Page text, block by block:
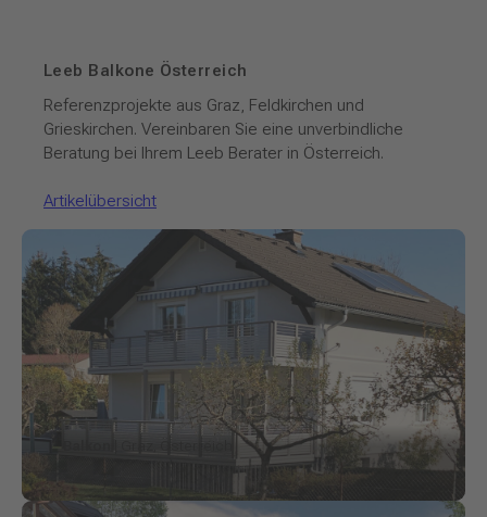
Leeb Balkone Österreich
Referenzprojekte aus Graz, Feldkirchen und
Grieskirchen. Vereinbaren Sie eine unverbindliche
Beratung bei Ihrem Leeb Berater in Österreich.
Artikelübersicht